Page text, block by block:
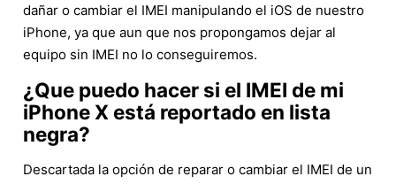
dañar o cambiar el IMEI manipulando el iOS de nuestro
iPhone, ya que aun que nos propongamos dejar al
equipo sin IMEI no lo conseguiremos.
¿Que puedo hacer si el IMEI de mi
iPhone X está reportado en lista
negra?
Descartada la opción de reparar o cambiar el IMEI de un